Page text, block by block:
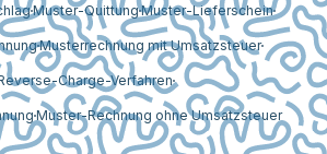
Muster-QuittungMuster-Lieferschein
Musterrechnung mit Umsatzsteuer
Charge-Verfahren
Muster-Rechnung ohne Umsatzsteuer